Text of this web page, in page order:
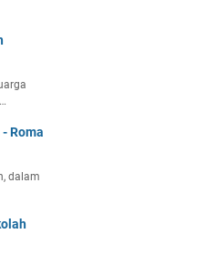
Roma
dalam